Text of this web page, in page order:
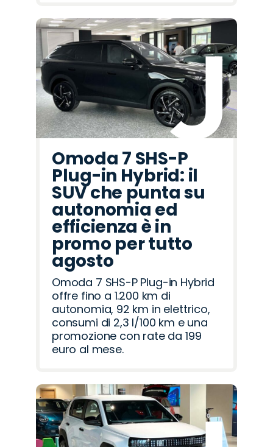
Omoda 7 SHS-P
Plug-in Hybrid: il
SUV che punta su
autonomia ed
efficienza è in
promo per tutto
agosto
Omoda 7 SHS-P Plug-in Hybrid
offre fino a 1.200 km di
autonomia, 92 km in elettrico,
consumi di 2,3 l/100 km e una
promozione con rate da 199
euro al mese.